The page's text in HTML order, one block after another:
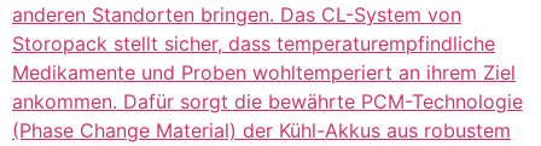
anderen Standorten bringen. Das CL-System von
Storopack stellt sicher, dass temperaturempfindliche
Medikamente und Proben wohltemperiert an ihrem Ziel
ankommen. Dafür sorgt die bewährte PCM-Technologie
(Phase Change Material) der Kühl-Akkus aus robustem